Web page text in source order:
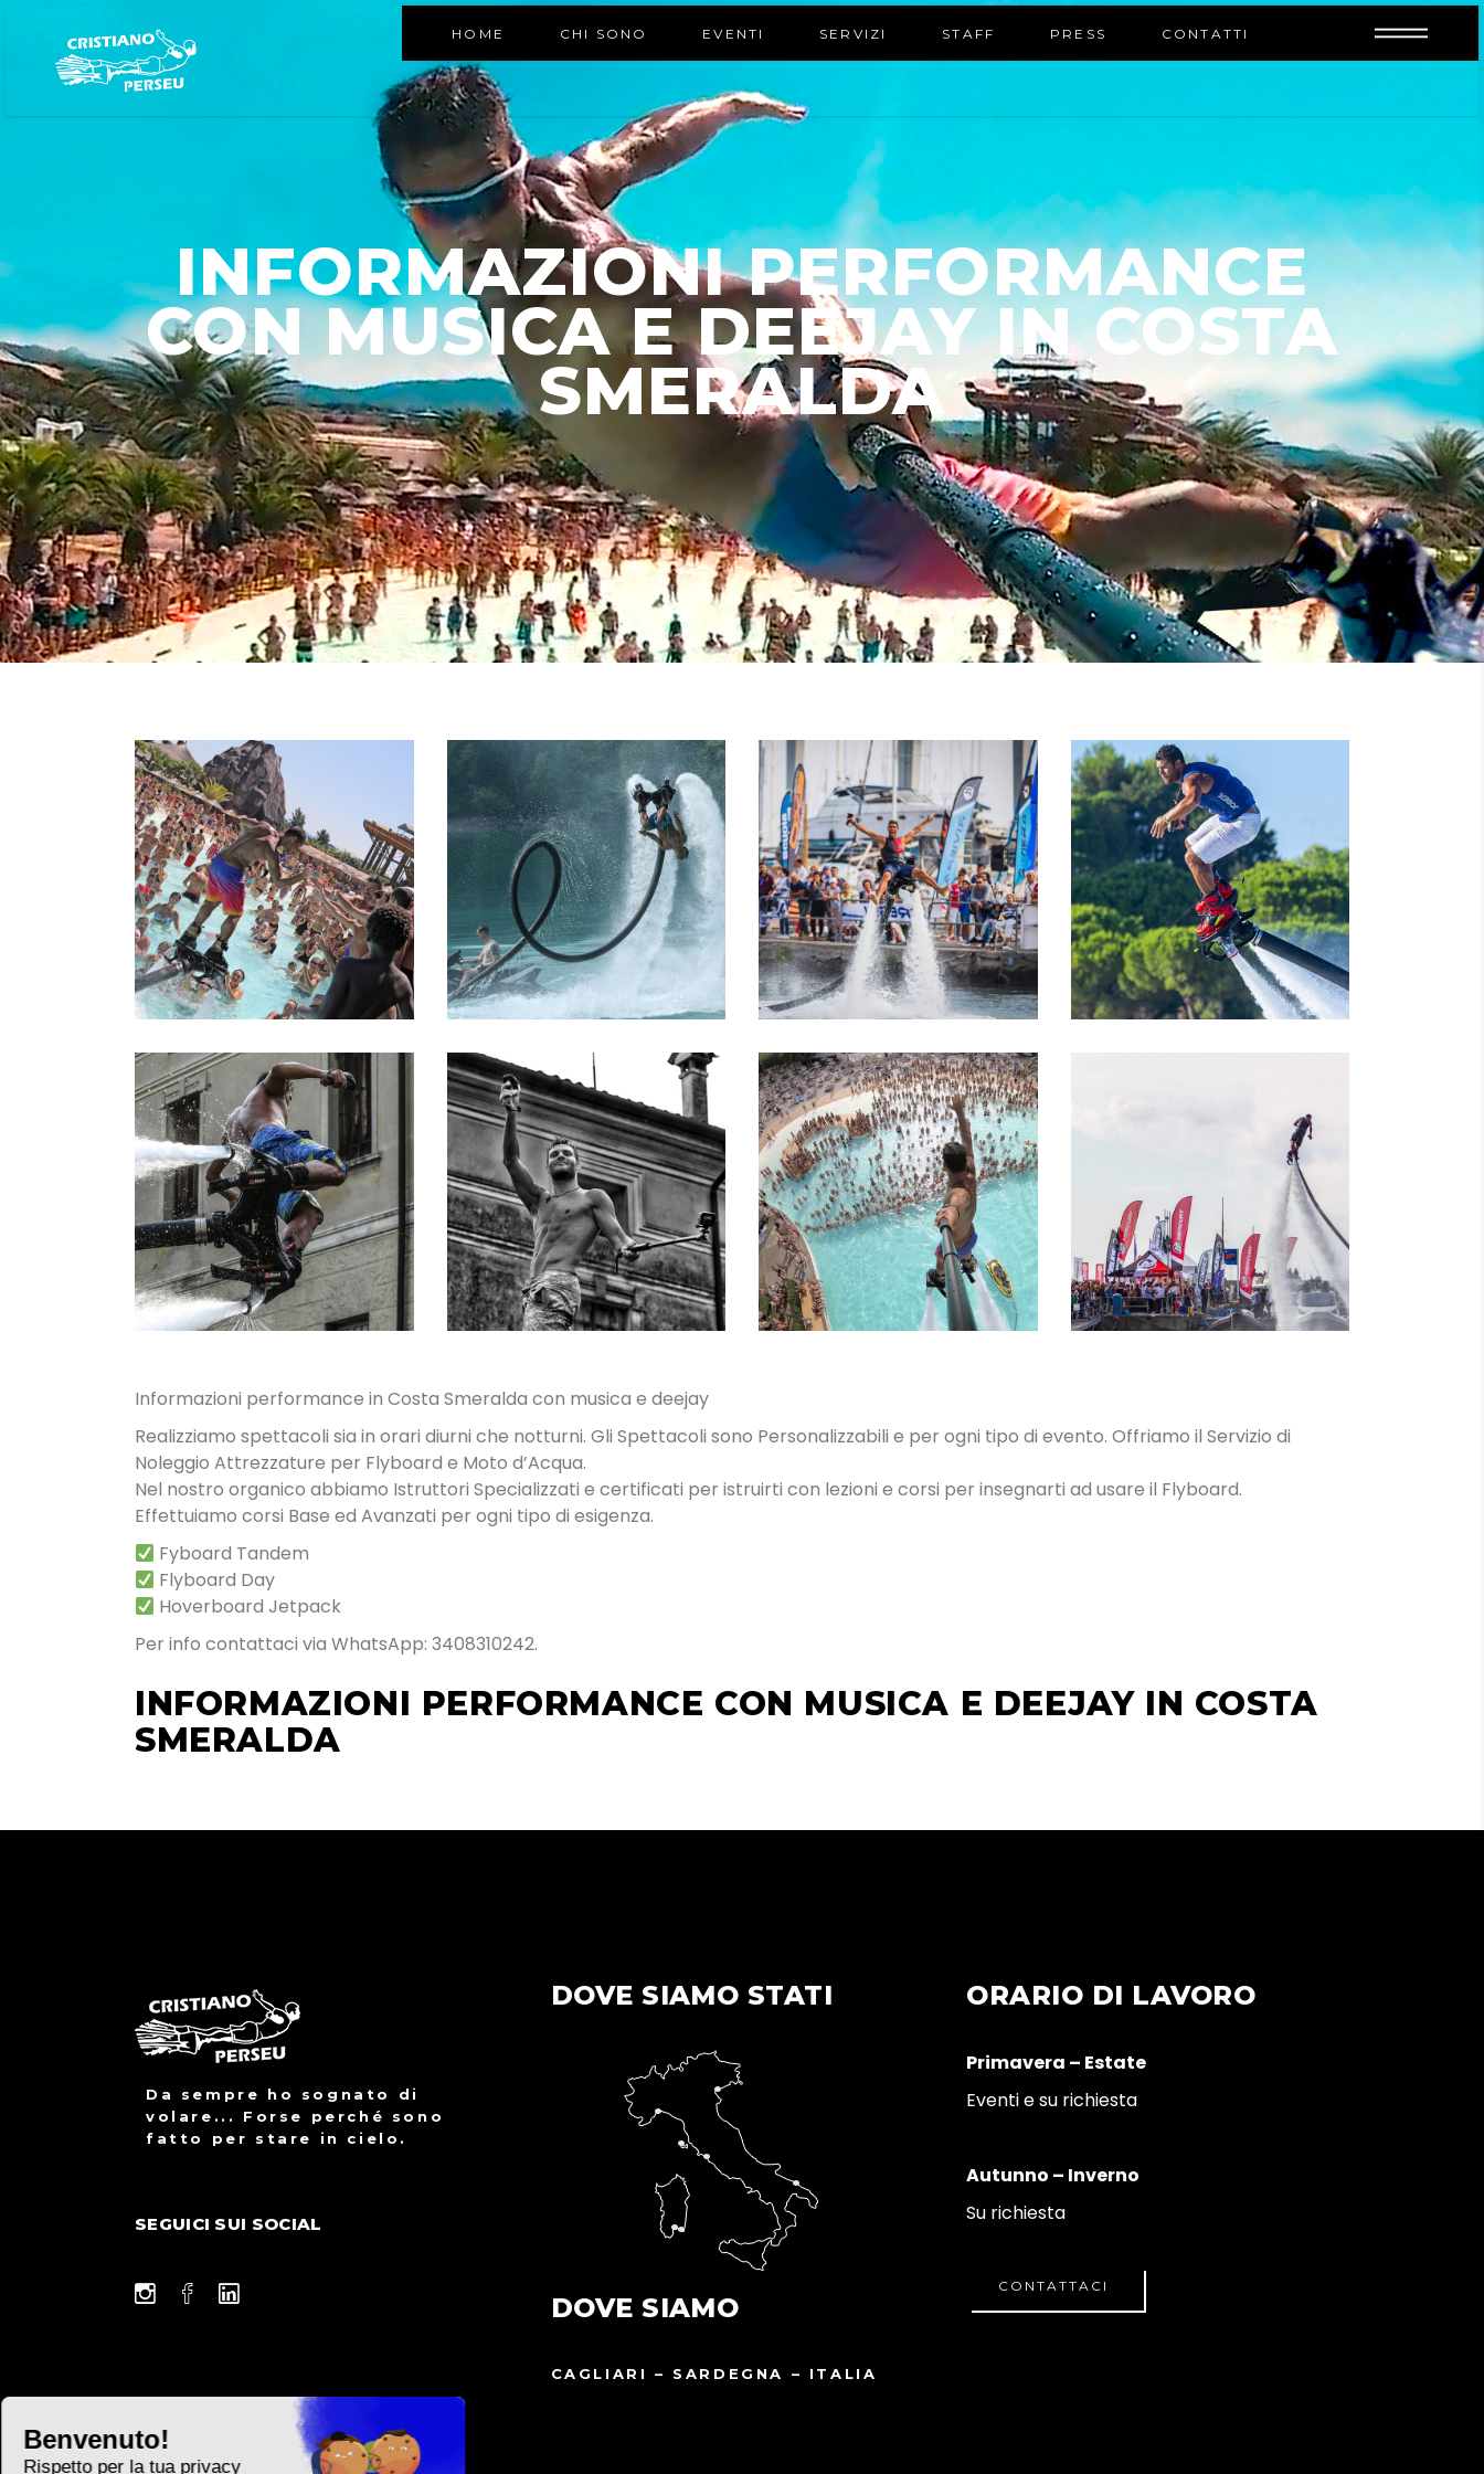
HOME CHI SONO EVENTI SERVIZI STAFF PRESS CONTATTI
INFORMAZIONI PERFORMANCE
CON MUSICA E DEEJAY IN COSTA
SMERALDA
FLYBOARD
TANDEM
ATTRAZIONI
COMBINATE
ISTRUTTORI
CERTIFICATI
NOLEGGIO
MOTO
D’ACQUA
NOLEGGIO
ATTREZZATUR
E
SPETTACOLI
DIURNI E
NOTTURNI
SPETTACOLI IN
PISCINA
LEZIONI
Informazioni performance in Costa Smeralda con musica e deejay
Realizziamo spettacoli sia in orari diurni che notturni. Gli Spettacoli sono Personalizzabili e per ogni tipo di evento. Offriamo il Servizio di
Noleggio Attrezzature per Flyboard e Moto d’Acqua.
Nel nostro organico abbiamo Istruttori Specializzati e certificati per istruirti con lezioni e corsi per insegnarti ad usare il Flyboard.
Effettuiamo corsi Base ed Avanzati per ogni tipo di esigenza.
Fyboard Tandem
Flyboard Day
Hoverboard Jetpack
Per info contattaci via WhatsApp: 3408310242.
INFORMAZIONI PERFORMANCE CON MUSICA E DEEJAY IN COSTA
SMERALDA
Da sempre ho sognato di
volare... Forse perché sono
fatto per stare in cielo.
SEGUICI SUI SOCIAL
DOVE SIAMO STATI
DOVE SIAMO
CAGLIARI – SARDEGNA – ITALIA
ORARIO DI LAVORO
Primavera – Estate
Eventi e su richiesta
Autunno – Inverno
Su richiesta
CONTATTACI